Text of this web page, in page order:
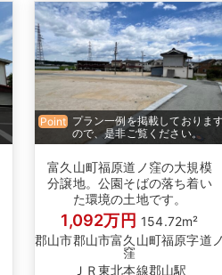
富久山町福原道ノ窪の大規模
分譲地。公園そばの落ち着い
た環境の土地です。
1,092万円 154.72m²
郡山市郡山市富久山町福原字道ノ
窪
ＪＲ東北本線郡山駅
Point プラン一例を掲載しておりま
ので、是非ご覧ください。